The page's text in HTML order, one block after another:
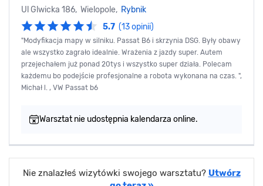
Ul Glwicka 186, Wielopole, Rybnik
5.7 (13 opinii)
"Modyfikacja mapy w silniku. Passat B6 i skrzynia DSG. Były obawy
ale wszystko zagrało idealnie. Wrażenia z jazdy super. Autem
przejechałem już ponad 20tys i wszystko super działa. Polecam
każdemu bo podejście profesjonalne a robota wykonana na czas. ",
Michał l. , VW Passat b6
Warsztat nie udostępnia kalendarza online.
Nie znalazłeś wizytówki swojego warsztatu? Utwórz